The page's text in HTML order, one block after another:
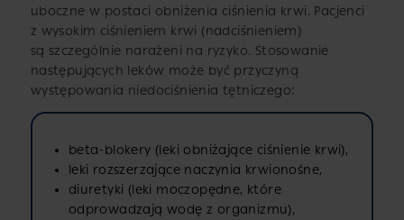
uboczne w postaci obniżenia ciśnienia krwi. Pacjenci
z wysokim ciśnieniem krwi (nadciśnieniem)
są szczególnie narażeni na ryzyko. Stosowanie
następujących leków może być przyczyną
występowania niedociśnienia tętniczego:
beta-blokery (leki obniżające ciśnienie krwi),
leki rozszerzające naczynia krwionośne,
diuretyki (leki moczopędne, które
odprowadzają wodę z organizmu),